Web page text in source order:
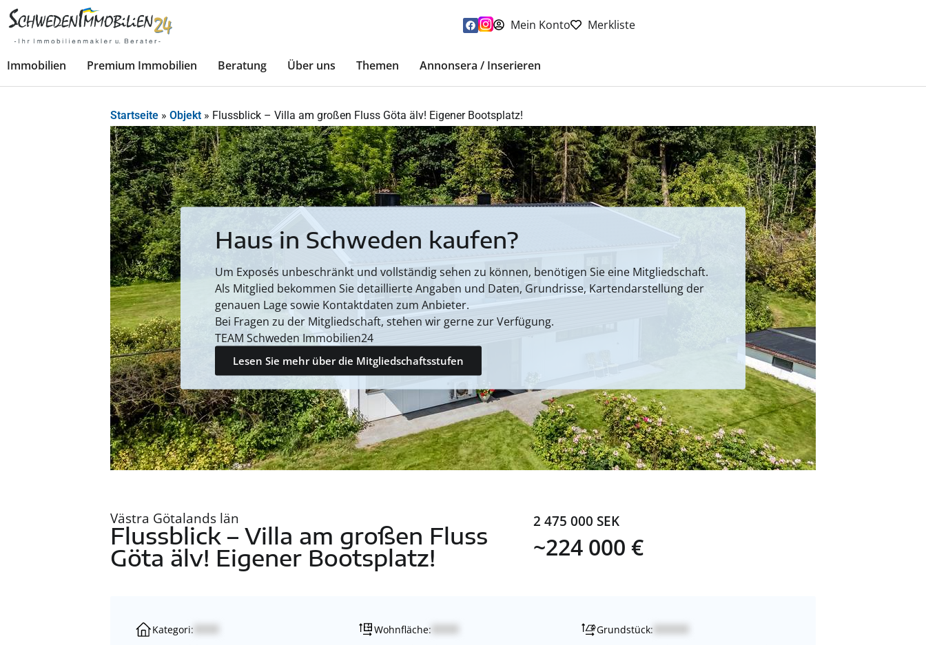
Mein Konto Merkliste
Immobilien Premium Immobilien Beratung Über uns Themen Annonsera / Inserieren
Startseite » Objekt » Flussblick – Villa am großen Fluss Göta älv! Eigener Bootsplatz!
Haus in Schweden kaufen?
Um Exposés unbeschränkt und vollständig sehen zu können, benötigen Sie eine Mitgliedschaft.
Als Mitglied bekommen Sie detaillierte Angaben und Daten, Grundrisse, Kartendarstellung der
genauen Lage sowie Kontaktdaten zum Anbieter.
Bei Fragen zu der Mitgliedschaft, stehen wir gerne zur Verfügung.
TEAM Schweden Immobilien24
Lesen Sie mehr über die Mitgliedschaftsstufen
Västra Götalands län
Flussblick – Villa am großen Fluss
Göta älv! Eigener Bootsplatz!
2 475 000 SEK
~224 000 €
Kategori: Wohnfläche: Grundstück: